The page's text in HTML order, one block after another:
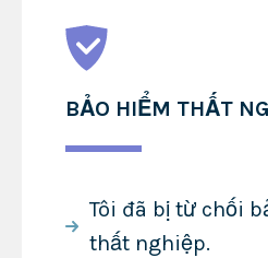
BẢO HIỂM THẤT
Tôi đã bị từ chối
thất nghiệp.